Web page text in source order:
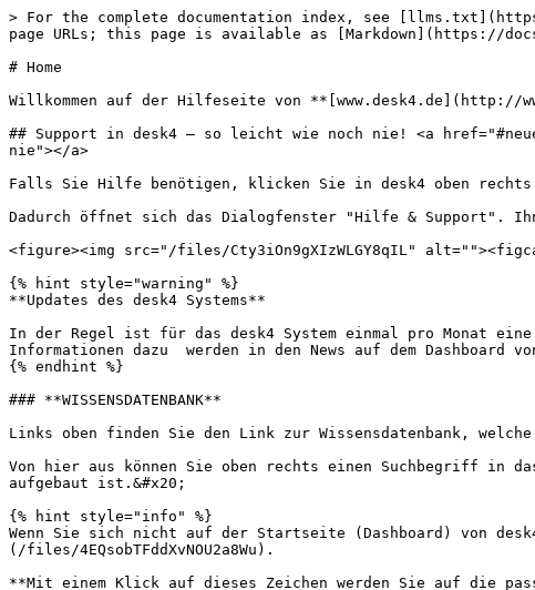
> For the complete documentation index, see
page URLs; this page is available as [Markdown](https://
# Home
Willkommen auf der Hilfeseite von **[www.desk4.de](http://
## Support in desk4 – so leicht wie noch nie! <a
nie"></a>
Falls Sie Hilfe benötigen, klicken Sie in desk4 oben
Dadurch öffnet sich das Dialogfenster "Hilfe & Support".
<figure><img src="/files/Cty3iOn9gXIzWLGY8qIL"
{% hint style="warning" %}
**Updates des desk4 Systems**
In der Regel ist für das desk4 System einmal pro Monat
Informationen dazu  werden in den News auf dem Dashboard
{% endhint %}
### **WISSENSDATENBANK**
Links oben finden Sie den Link zur Wissensdatenbank,
Von hier aus können Sie oben rechts einen Suchbegriff in
aufgebaut ist.&#x20;
{% hint style="info" %}
Wenn Sie sich nicht auf der Startseite (Dashboard) von
(/files/4EQsobTFddXvNOU2a8Wu).
**Mit einem Klick auf dieses Zeichen werden Sie auf die